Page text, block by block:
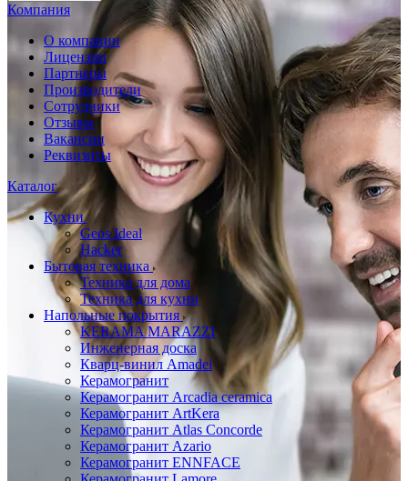
Компания
О компании
Лицензии
Партнеры
Производители
Сотрудники
Отзывы
Вакансии
Реквизиты
Каталог
Кухни
Geos Ideal
Hacker
Бытовая техника
Техника для дома
Техника для кухни
Напольные покрытия
KERAMA MARAZZI
Инженерная доска
Кварц-винил Amadei
Керамогранит
Керамогранит Arcadia ceramica
Керамогранит ArtKera
Керамогранит Atlas Concorde
Керамогранит Azario
Керамогранит ENNFACE